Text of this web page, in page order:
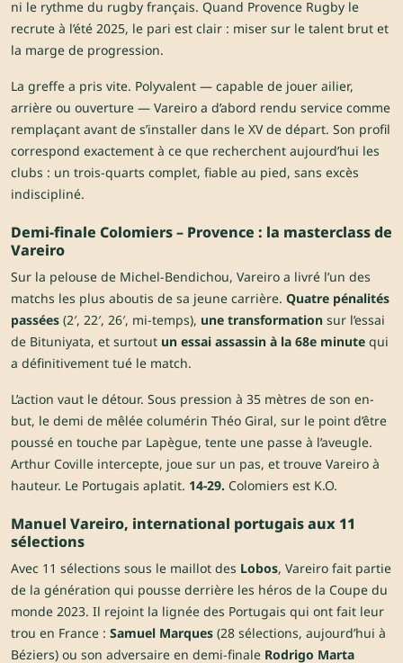
ni le rythme du rugby français. Quand Provence Rugby le
recrute à l’été 2025, le pari est clair : miser sur le talent brut et
la marge de progression.
La greffe a pris vite. Polyvalent — capable de jouer ailier,
arrière ou ouverture — Vareiro a d’abord rendu service comme
remplaçant avant de s’installer dans le XV de départ. Son profil
correspond exactement à ce que recherchent aujourd’hui les
clubs : un trois-quarts complet, fiable au pied, sans excès
indiscipliné.
Demi-finale Colomiers – Provence : la masterclass de
Vareiro
Sur la pelouse de Michel-Bendichou, Vareiro a livré l’un des
matchs les plus aboutis de sa jeune carrière. Quatre pénalités
passées (2′, 22′, 26′, mi-temps), une transformation sur l’essai
de Bituniyata, et surtout un essai assassin à la 68e minute qui
a définitivement tué le match.
L’action vaut le détour. Sous pression à 35 mètres de son en-
but, le demi de mêlée columérin Théo Giral, sur le point d’être
poussé en touche par Lapègue, tente une passe à l’aveugle.
Arthur Coville intercepte, joue sur un pas, et trouve Vareiro à
hauteur. Le Portugais aplatit. 14-29. Colomiers est K.O.
Manuel Vareiro, international portugais aux 11
sélections
Avec 11 sélections sous le maillot des Lobos, Vareiro fait partie
de la génération qui pousse derrière les héros de la Coupe du
monde 2023. Il rejoint la lignée des Portugais qui ont fait leur
trou en France : Samuel Marques (28 sélections, aujourd’hui à
Béziers) ou son adversaire en demi-finale Rodrigo Marta